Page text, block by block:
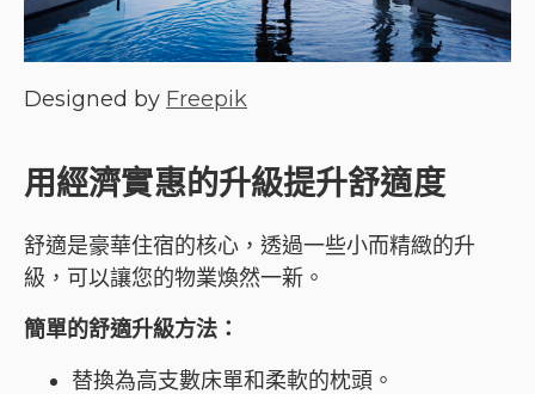
Designed by Freepik
用經濟實惠的升級提升舒適度
舒適是豪華住宿的核心，透過一些小而精緻的升
級，可以讓您的物業煥然一新。
簡單的舒適升級方法：
替換為高支數床單和柔軟的枕頭。